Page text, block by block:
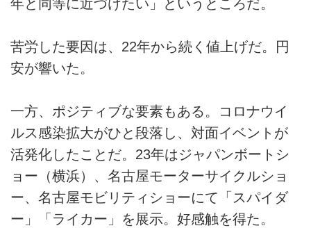
年と同等に近づけたい」というところだ。
苦労した要因は、22年から続く値上げだ。円
安が響いた。
一方、ポジティブな要素もある。コロナウイ
ルス感染拡大がひと段落し、対面イベントが
活発化したことだ。23年はジャパンボートシ
ョー（横浜）、名古屋モーターサイクルショ
ー、名古屋モビリティショーにて「スパイダ
ー」「ライカー」を展示。好感触を得た。